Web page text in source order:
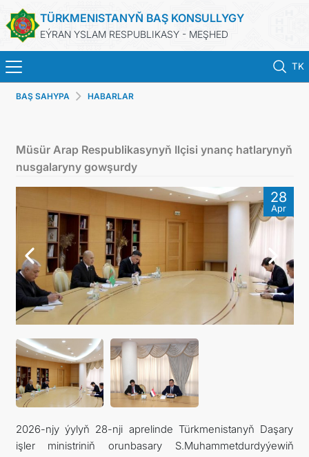
TÜRKMENISTANYŇ BAŞ KONSULLYGY
EÝRAN YSLAM RESPUBLIKASY - MEŞHED
TK
BAŞ SAHYPA
TÜRKMENISTAN
KONSULLYK HYZMATLARY
ARAGATNAŞYK
BAŞ SAHYPA HABARLAR
Müsür Arap Respublikasynyň Ilçisi ynanç hatlarynyň
nusgalaryny gowşurdy
28
Apr
2026-njy ýylyň 28-nji aprelinde Türkmenistanyň Daşary
işler ministriniň orunbasary S.Muhammetdurdyýewiň